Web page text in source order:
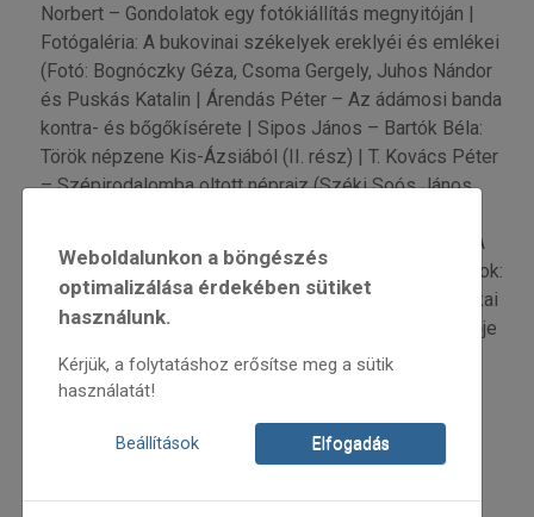
Norbert – Gondolatok egy fotókiállítás megnyitóján |
Fotógaléria: A bukovinai székelyek ereklyéi és emlékei
(Fotó: Bognóczky Géza, Csoma Gergely, Juhos Nándor
és Puskás Katalin | Árendás Péter – Az ádámosi banda
kontra- és bőgőkísérete | Sipos János – Bartók Béla:
Török népzene Kis-Ázsiából (II. rész) | T. Kovács Péter
– Szépirodalomba oltott néprajz (Széki Soós János
(Részletek Kóka Rozália könyvéből – XVIII. rész) – A
bukovinai székelyek története | Ételek – Hagyományok:
Juhász Katalin – Báti Anikó – Szlovák ételek és etnikai
identitás Csömörön | Sue Foy angol nyelvű ismertetője
Weboldalunkon a böngészés
optimalizálása érdekében sütiket
használunk.
Kérjük, a folytatáshoz erősítse meg a sütik
használatát!
Beállítások Elfogadás